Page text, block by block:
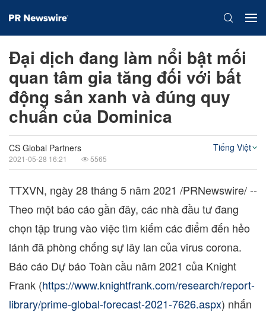
Đại dịch đang làm nổi bật mối
quan tâm gia tăng đối với bất
động sản xanh và đúng quy
chuẩn của Dominica
CS Global Partners
2021-05-28 16:21 5565
Tiếng Việt
TTXVN, ngày 28 tháng 5 năm 2021 /PRNewswire/ --
Theo một báo cáo gần đây, các nhà đầu tư đang
chọn tập trung vào việc tìm kiếm các điểm đến hẻo
lánh đã phòng chống sự lây lan của virus corona.
Báo cáo Dự báo Toàn cầu năm 2021 của Knight
Frank (https://www.knightfrank.com/research/report-
library/prime-global-forecast-2021-7626.aspx) nhấn